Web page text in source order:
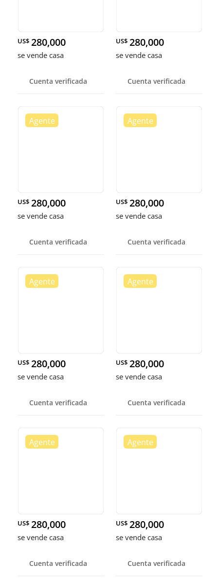
US$ 280,000
se vende casa
Cuenta verificada
US$ 280,000
se vende casa
Cuenta verificada
US$ 280,000
se vende casa
Cuenta verificada
US$ 280,000
se vende casa
Cuenta verificada
US$ 280,000
se vende casa
Cuenta verificada
US$ 280,000
se vende casa
Cuenta verificada
US$ 280,000
se vende casa
Cuenta verificada
US$ 280,000
se vende casa
Cuenta verificada